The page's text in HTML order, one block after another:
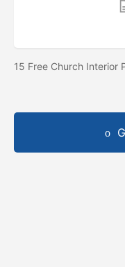
15 Free Church Interior